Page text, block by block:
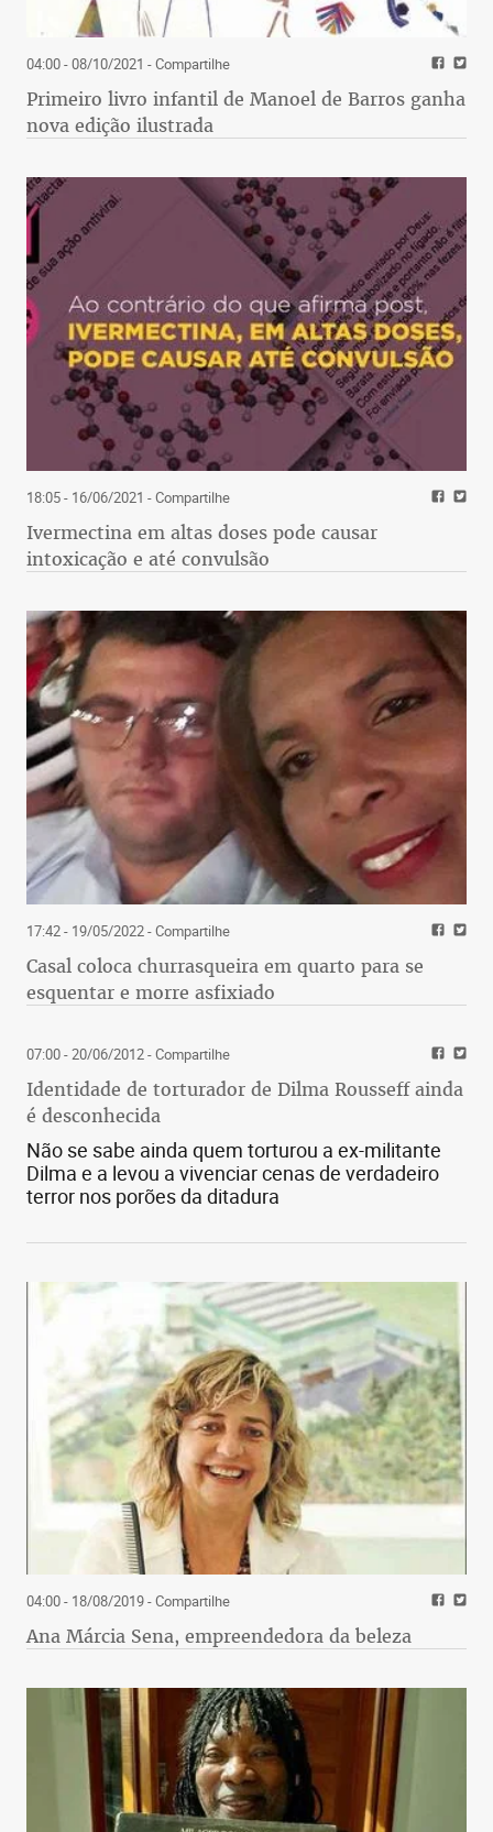
04:00 - 08/10/2021 - Compartilhe
Primeiro livro infantil de Manoel de Barros ganha
nova edição ilustrada
18:05 - 16/06/2021 - Compartilhe
Ivermectina em altas doses pode causar
intoxicação e até convulsão
17:42 - 19/05/2022- Compartilhe
Casal coloca churrasqueira em quarto para se
esquentar e morre asfixiado
07:00 - 20/06/2012- Compartilhe
Identidade de torturador de Dilma Rousseff ainda
é desconhecida
Não se sabe ainda quem torturou a ex-militante
Dilma e a levou a vivenciar cenas de verdadeiro
terror nos porões da ditadura
04:00 - 18/08/2019- Compartilhe
Ana Márcia Sena, empreendedora da beleza